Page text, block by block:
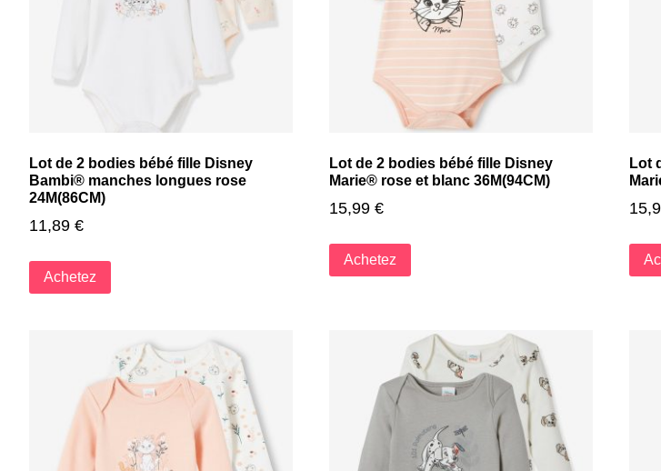
Lot de 2 bodies bébé fille Disney
Bambi® manches longues rose
24M(86CM)
11,89 €
Achetez
Lot de 2 bodies bébé fille Disney
Marie® rose et blanc 36M(94CM)
15,99 €
Achetez
Lot